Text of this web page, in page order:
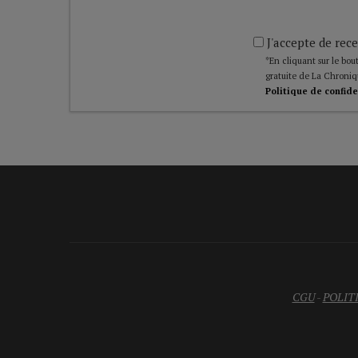
J'accepte de
*En cliquant sur le
gratuite de La
Politique de
CGU-